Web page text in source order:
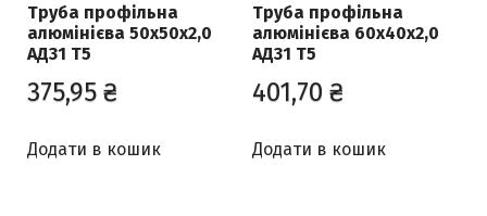
Труба профільна
алюмінієва 50х50х2,0
АД31 Т5
375,95 ₴
Додати в кошик
Труба профільна
алюмінієва 60х40х2,0
АД31 Т5
401,70 ₴
Додати в кошик